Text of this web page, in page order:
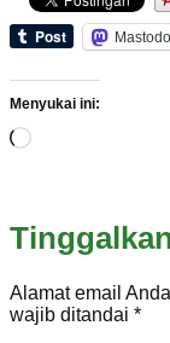
Menyukai ini:
Memuat...
Alamat email
wajib ditandai *